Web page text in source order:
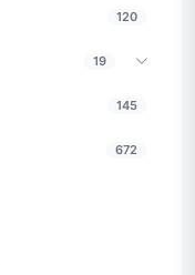
120
19
145
672